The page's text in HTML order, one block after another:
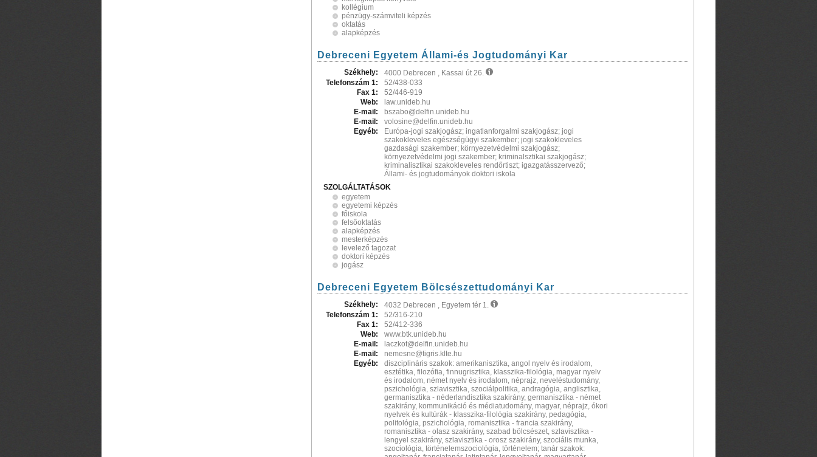
kollégium
pénzügy-számviteli képzés
oktatás
alapképzés
Debreceni Egyetem Állami-és Jogtudományi Kar
Székhely:
4000 Debrecen , Kassai út 26.
Telefonszám 1:
52/438-033
Fax 1:
52/446-919
Web:
law.unideb.hu
E-mail:
bszabo@delfin.unideb.hu
E-mail:
volosine@delfin.unideb.hu
Egyéb:
Európa-jogi szakjogász; ingatlanforgalmi szakjogász; jogi
szakokleveles egészségügyi szakember; jogi szakokleveles
gazdasági szakember; környezetvédelmi szakjogász;
környezetvédelmi jogi szakember; kriminalsztikai szakjogász;
kriminalisztikai szakokleveles rendőrtiszt; igazgatásszervező;
Állami- és jogtudományok doktori iskola
SZOLGÁLTATÁSOK
egyetem
egyetemi képzés
főiskola
felsőoktatás
alapképzés
mesterképzés
levelező tagozat
doktori képzés
jogász
Debreceni Egyetem Bölcsészettudományi Kar
Székhely:
4032 Debrecen , Egyetem tér 1.
Telefonszám 1:
52/316-210
Fax 1:
52/412-336
Web:
www.btk.unideb.hu
E-mail:
laczkot@delfin.unideb.hu
E-mail:
nemesne@tigris.klte.hu
Egyéb:
diszciplináris szakok: amerikanisztika, angol nyelv és irodalom,
esztétika, filozófia, finnugrisztika, klasszika-filológia, magyar nyelv
és irodalom, német nyelv és irodalom, néprajz, neveléstudomány,
pszichológia, szlavisztika, szociálpolitika, andragógia, anglisztika,
germanisztika - néderlandisztika szakirány, germanisztika - német
szakirány, kommunikáció és médiatudomány, magyar, néprajz, ókori
nyelvek és kultúrák - klasszika-filológia szakirány, pedagógia,
politológia, pszichológia, romanisztika - francia szakirány,
romanisztika - olasz szakirány, szabad bölcsészet, szlavisztika -
lengyel szakirány, szlavisztika - orosz szakirány, szociális munka,
szociológia, történelemszociológia, történelem; tanár szakok: